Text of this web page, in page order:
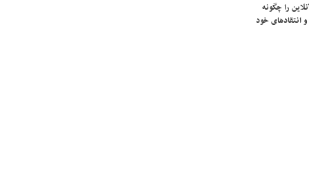
را چگونه
انتقادهای خود